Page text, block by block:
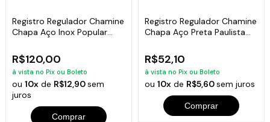
Registro Regulador Chamine
Chapa Aço Inox Popular
R$120,00
à vista no Pix ou Boleto
ou10x de R$12,90sem
juros
Comprar
Registro Regulador Chamine
Chapa Aço Preta Paulista
R$52,10
à vista no Pix ou Boleto
ou 10xde R$5,60sem juros
Comprar